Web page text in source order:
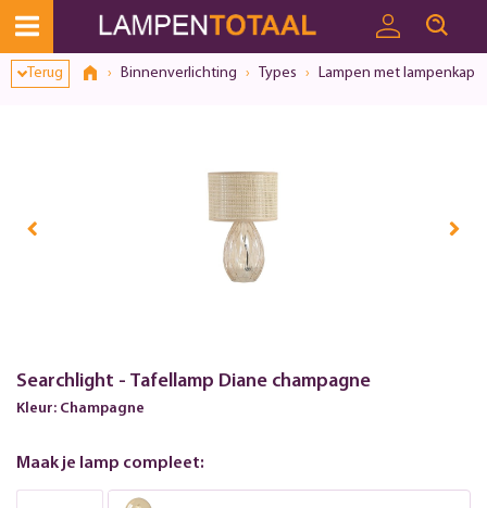
Terug Binnenverlichting Types Lampen met lampenkap
Searchlight - Tafellamp Diane champagne
Kleur: Champagne
Maak je lamp compleet:
Toestemmingsvenster geopend